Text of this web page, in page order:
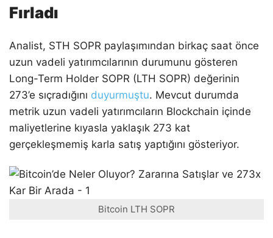
Fırladı
Analist, STH SOPR paylaşımından birkaç saat önce
uzun vadeli yatırımcılarının durumunu gösteren
Long-Term Holder SOPR (LTH SOPR) değerinin
273’e sıçradığını duyurmuştu. Mevcut durumda
metrik uzun vadeli yatırımcıların Blockchain içinde
maliyetlerine kıyasla yaklaşık 273 kat
gerçekleşmemiş karla satış yaptığını gösteriyor.
Bitcoin LTH SOPR